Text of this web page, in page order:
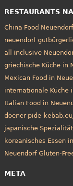
RESTAURANTS
China Food Neuendorf
neuendorf
all inclusive
griechische Küche in
Mexican Food in
internationale Küche
Italian Food in
doener-pide-
japanische
koreanisches Essen
Neuendorf Gluten-
META